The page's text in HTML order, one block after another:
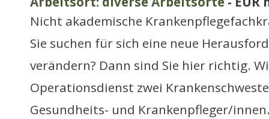
Nicht akademische
Sie suchen für sich eine neue
verändern? Dann sind Sie hier richtig.
Operationsdienst zwei
Gesundheits- und Krankenpfleger/